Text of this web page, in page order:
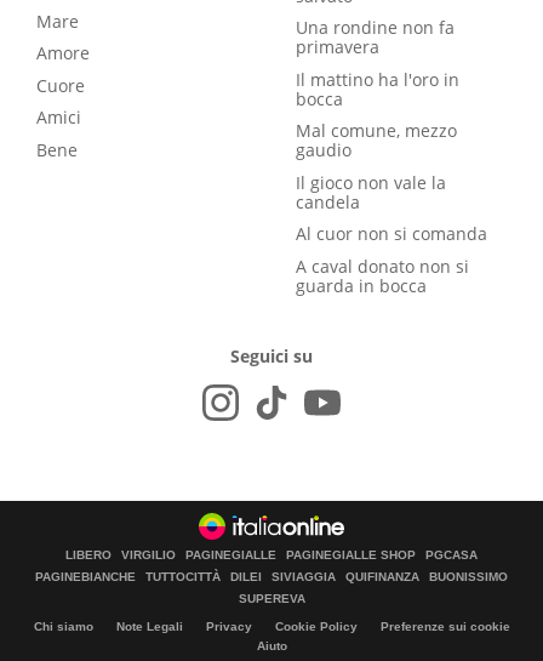
Mare
Amore
Cuore
Amici
Bene
Una rondine non fa
primavera
Il mattino ha l'oro in
bocca
Mal comune, mezzo
gaudio
Il gioco non vale la
candela
Al cuor non si comanda
A caval donato non si
guarda in bocca
Seguici su
LIBERO VIRGILIO PAGINEGIALLE PAGINEGIALLE SHOP
PGCASA
PAGINEBIANCHE
TUTTOCITTÀ DILEI SIVIAGGIA QUIFINANZA
BUONISSIMO
SUPEREVA
Chi siamo Note Legali Privacy Cookie Policy
Preferenze sui cookie
Aiuto